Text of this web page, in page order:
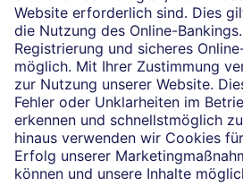
Kompetenz
Einblicke
Unsere
News